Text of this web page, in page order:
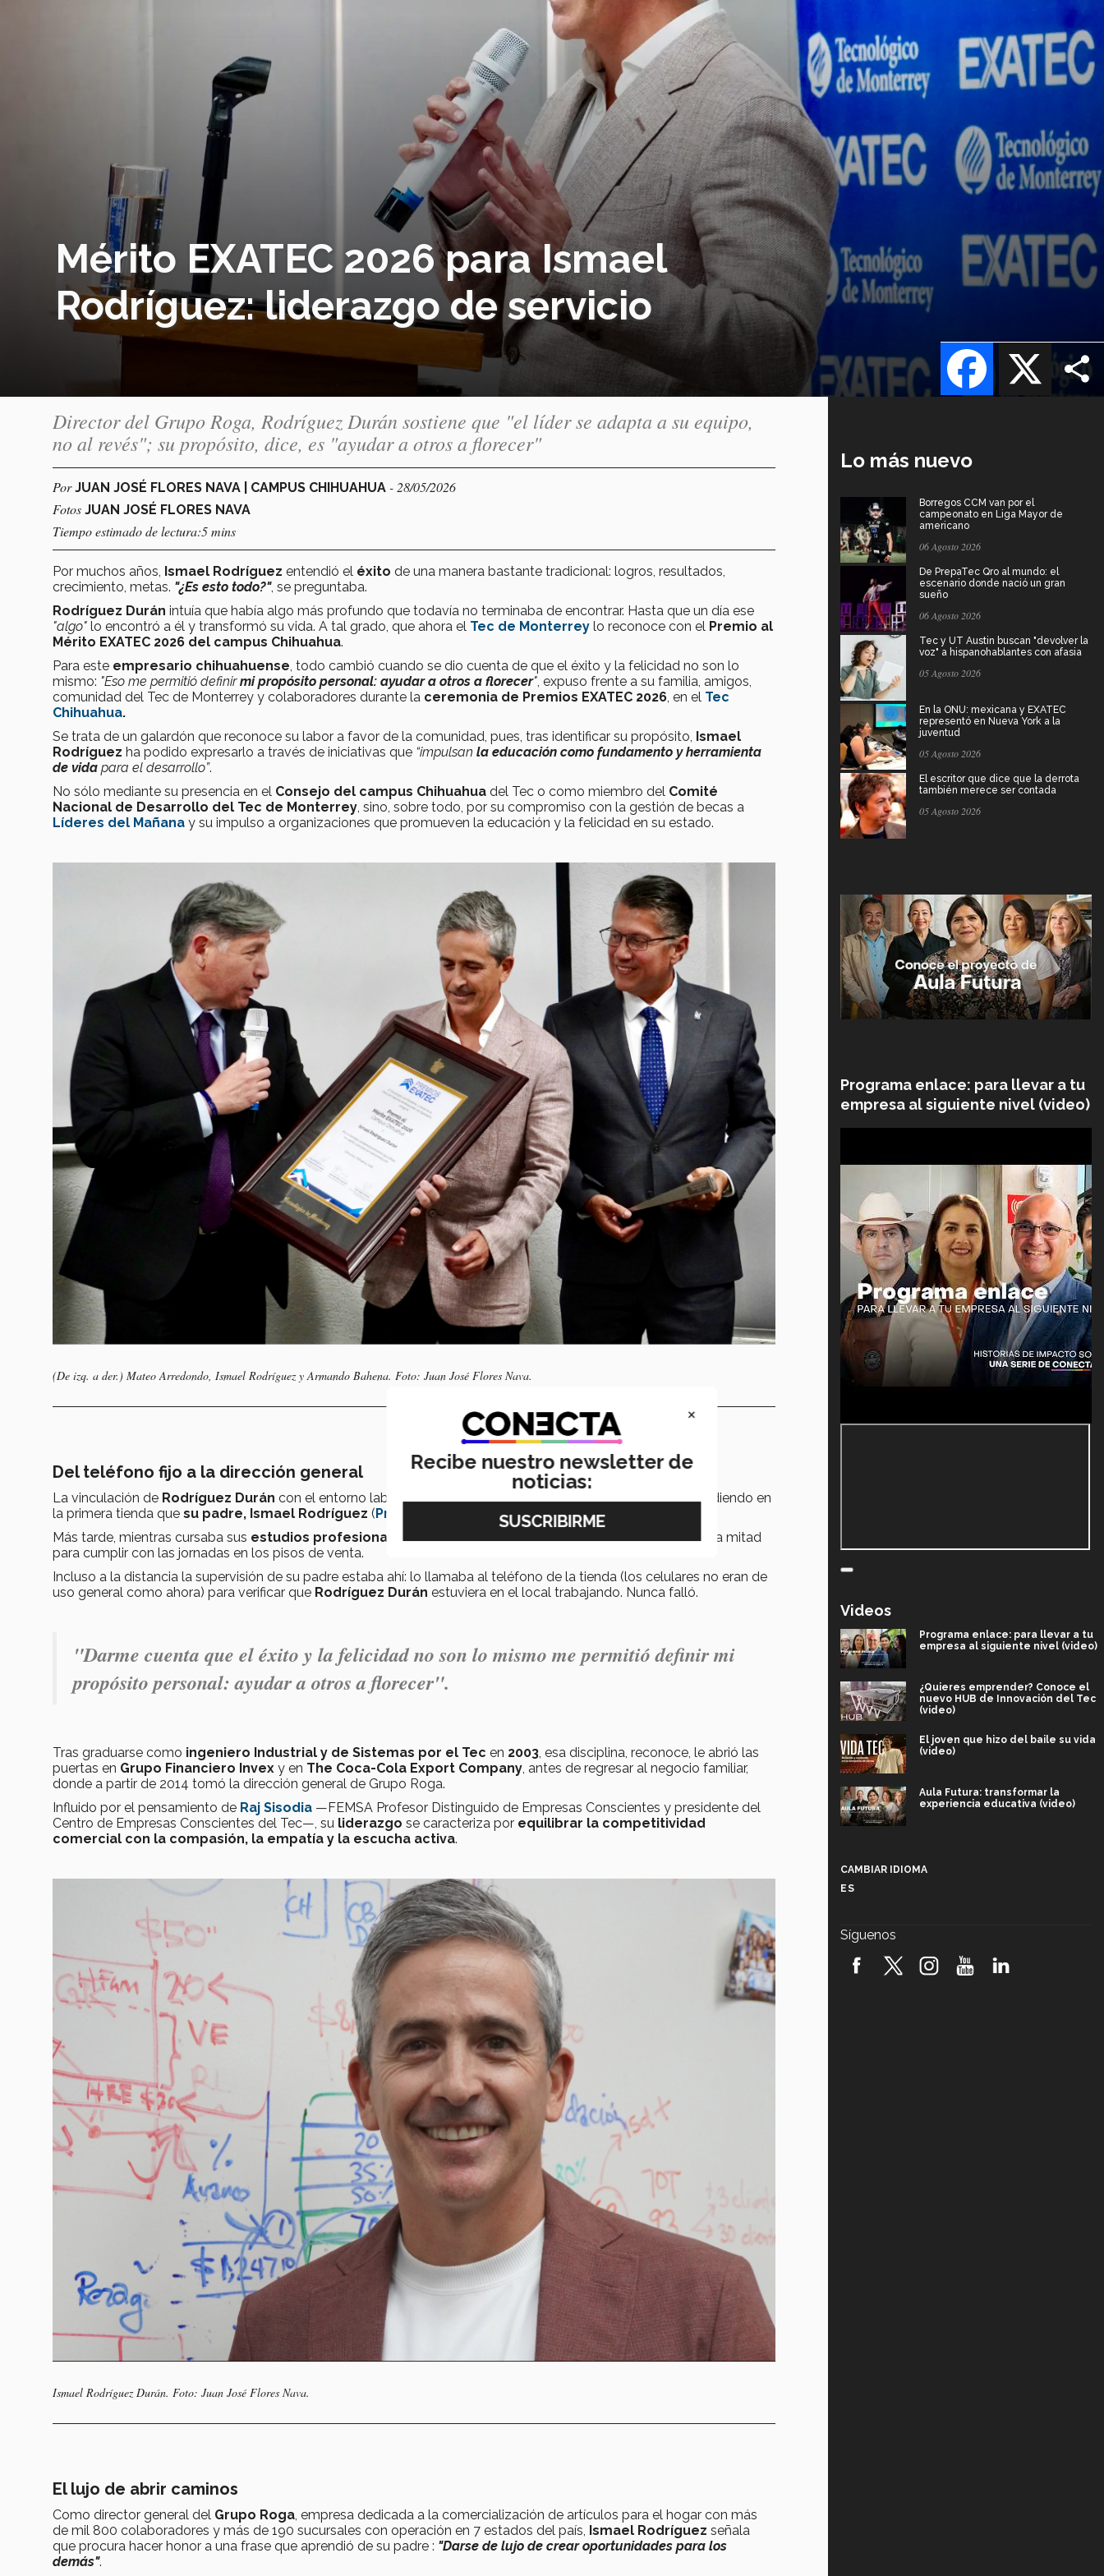
Mérito EXATEC 2026 para Ismael
Rodríguez: liderazgo de servicio
X
Facebook
Director del Grupo Roga, Rodríguez Durán sostiene que "el líder se adapta a su equipo,
no al revés"; su propósito, dice, es "ayudar a otros a florecer"
PorJUAN JOSÉ FLORES NAVA | CAMPUS CHIHUAHUA - 28/05/2026
Fotos JUAN JOSÉ FLORES NAVA
Tiempo estimado de lectura:5 mins
Por muchos años, Ismael Rodríguez entendió el éxito de una manera bastante tradicional: logros, resultados,
crecimiento, metas. "¿Es esto todo?", se preguntaba.
Rodríguez Durán intuía que había algo más profundo que todavía no terminaba de encontrar. Hasta que un día ese
"algo" lo encontró a él y transformó su vida. A tal grado, que ahora el Tec de Monterrey lo reconoce con el Premio al
Mérito EXATEC 2026 del campus Chihuahua.
Para este empresario chihuahuense , todo cambió cuando se dio cuenta de que el éxito y la felicidad no son lo
mismo: "Eso me permitió definirmi propósito personal: ayudar a otros a florecer" , expuso frente a su familia, amigos,
comunidad del Tec de Monterrey y colaboradores durante la ceremonia de Premios EXATEC 2026 , en el Tec
Chihuahua.
Se trata de un galardón que reconoce su labor a favor de la comunidad, pues, tras identificar su propósito, Ismael
Rodríguez ha podido expresarlo a través de iniciativas que “impulsan la educación como fundamento y herramienta
de vida para el desarrollo”.
No sólo mediante su presencia en el Consejo del campus Chihuahua del Tec o como miembro del Comité
Nacional de Desarrollo del Tec de Monterrey , sino, sobre todo, por su compromiso con la gestión de becas a
Líderes del Mañana y su impulso a organizaciones que promueven la educación y la felicidad en su estado.
(De izq. a der.) Mateo Arredondo, Ismael Rodríguez y Armando Bahena. Foto: Juan José Flores Nava.
Del teléfono fijo a la dirección general
La vinculación de Rodríguez Durán con el entorno laboral comenzó a los 10 años, en 1991, barriendo y atendiendo en
la primera tienda que su padre, Ismael Rodríguez ( Premio al Mérito EXATEC 2021), abrió al emprender.
Más tarde, mientras cursaba sus estudios profesionales en Monterrey, sus vacaciones solían reducirse a la mitad
para cumplir con las jornadas en los pisos de venta.
Incluso a la distancia la supervisión de su padre estaba ahí: lo llamaba al teléfono de la tienda (los celulares no eran de
uso general como ahora) para verificar que Rodríguez Durán estuviera en el local trabajando. Nunca falló.
"Darme cuenta que el éxito y la felicidad no son lo mismo me permitió definir mi
propósito personal: ayudar a otros a florecer".
Tras graduarse como ingeniero Industrial y de Sistemas por el Tec en 2003, esa disciplina, reconoce, le abrió las
puertas en Grupo Financiero Invex y en The Coca-Cola Export Company, antes de regresar al negocio familiar,
donde a partir de 2014 tomó la dirección general de Grupo Roga.
Influido por el pensamiento de Raj Sisodia —FEMSA Profesor Distinguido de Empresas Conscientes y presidente del
Centro de Empresas Conscientes del Tec—, su liderazgo se caracteriza por equilibrar la competitividad
comercial con la compasión, la empatía y la escucha activa.
Ismael Rodríguez Durán. Foto: Juan José Flores Nava.
El lujo de abrir caminos
Como director general del Grupo Roga, empresa dedicada a la comercialización de artículos para el hogar con más
de mil 800 colaboradores y más de 190 sucursales con operación en 7 estados del país, Ismael Rodríguez señala
que procura hacer honor a una frase que aprendió de su padre : "Darse de lujo de crear oportunidades para los
demás".
Lo más nuevo
Borregos CCM van por el
campeonato en Liga Mayor de
americano
06 Agosto 2026
De PrepaTec Qro al mundo: el
escenario donde nació un gran
sueño
06 Agosto 2026
Tec y UT Austin buscan "devolver la
voz" a hispanohablantes con afasia
05 Agosto 2026
En la ONU: mexicana y EXATEC
representó en Nueva York a la
juventud
05 Agosto 2026
El escritor que dice que la derrota
también merece ser contada
05 Agosto 2026
Programa enlace: para llevar a tu
empresa al siguiente nivel (video)
Videos
Programa enlace: para llevar a tu
empresa al siguiente nivel (video)
¿Quieres emprender? Conoce el
nuevo HUB de Innovación del Tec
(video)
El joven que hizo del baile su vida
(video)
Aula Futura: transformar la
experiencia educativa (video)
robótica FIRST 2026! (video)
CAMBIAR IDIOMA
ES
Síguenos
×
Recibe nuestro newsletter de
noticias: